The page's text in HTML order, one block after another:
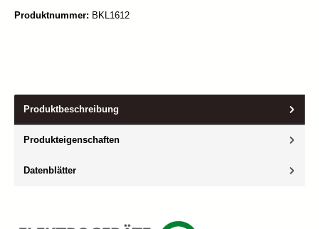
Produktnummer: BKL1612
Produktbeschreibung
Produkteigenschaften
Datenblätter